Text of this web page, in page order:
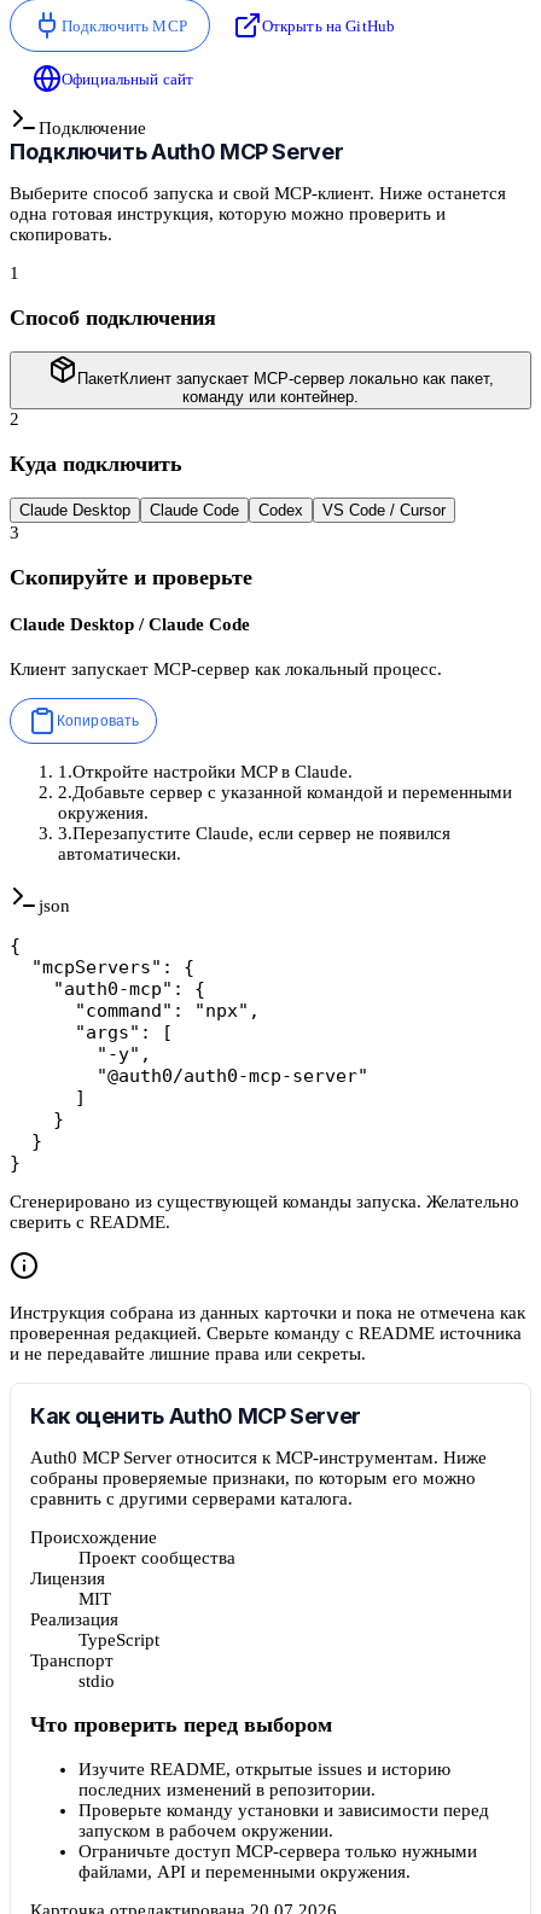
Подключить MCP Открыть на GitHub
Официальный сайт
Подключение
ПодключитьAuth0 MCP Server
Выберите способ запуска и свой MCP-клиент. Ниже останется
одна готовая инструкция, которую можно проверить и
скопировать.
1
Способ подключения
ПакетКлиент запускает MCP-сервер локально как пакет,
команду или контейнер.
2
Куда подключить
Claude Desktop Claude Code Codex VS Code / Cursor
3
Скопируйте и проверьте
Claude Desktop / Claude Code
Клиент запускает MCP-сервер как локальный процесс.
Копировать
1 .Откройте настройки MCP в Claude.
2.Добавьте сервер с указанной командой и переменными
окружения.
3.Перезапустите Claude, если сервер не появился
автоматически.
json
{
  "mcpServers": {
    "auth0-mcp": {
      "command": "npx",
      "args": [
        "-y",
        "@auth0/auth0-mcp-server"
      ]
    }
  }
}
Сгенерировано из существующей команды запуска. Желательно
сверить с README.
Инструкция собрана из данных карточки и пока не отмечена как
проверенная редакцией. Сверьте команду с README источника
и не передавайте лишние права или секреты.
Как оценить Auth0 MCP Server
Auth0 MCP Server относится к MCP-инструментам. Ниже
собраны проверяемые признаки, по которым его можно
сравнить с другими серверами каталога.
Происхождение
Проект сообщества
Лицензия
MIT
Реализация
TypeScript
Транспорт
stdio
Что проверить перед выбором
Изучите README, открытые issues и историю
последних изменений в репозитории.
Проверьте команду установки и зависимости перед
запуском в рабочем окружении.
Ограничьте доступ MCP-сервера только нужными
файлами, API и переменными окружения.